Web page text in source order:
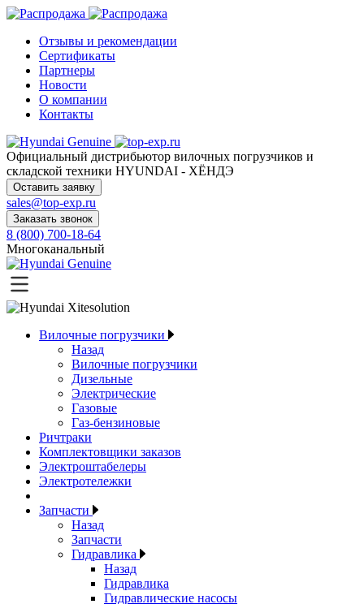
Отзывы и рекомендации
Сертификаты
Партнеры
Новости
О компании
Контакты
Официальный дистрибьютор вилочных погрузчиков и
складской техники HYUNDAI - ХЁНДЭ
Оставить заявку
sales@top-exp.ru
Заказать звонок
8 (800) 700-18-64
Многоканальный
Вилочные погрузчики
Назад
Вилочные погрузчики
Дизельные
Электрические
Газовые
Газ-бензиновые
Ричтраки
Комплектовщики заказов
Электроштабелеры
Электротележки
Запчасти
Назад
Запчасти
Гидравлика
Назад
Гидравлика
Гидравлические насосы